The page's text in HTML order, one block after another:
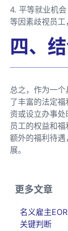
4. 平等就业机
等因素歧视员工
四、
总之，作为一
了丰富的法定
资或设立办事
员工的权益和
额外的福利待
展。
更多文章
名义雇主
关键判断